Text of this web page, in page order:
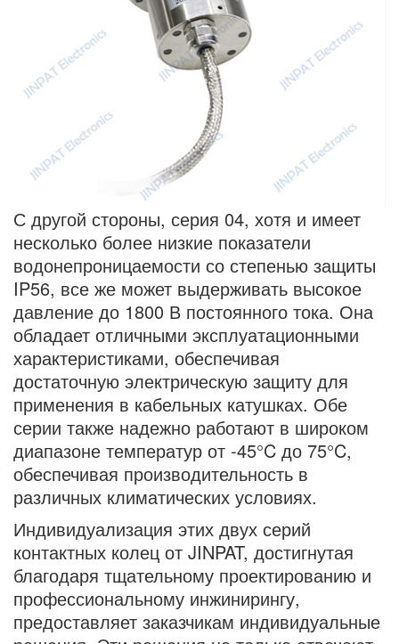
С другой стороны, серия 04, хотя и имеет
несколько более низкие показатели
водонепроницаемости со степенью защиты
IP56, все же может выдерживать высокое
давление до 1800 В постоянного тока. Она
обладает отличными эксплуатационными
характеристиками, обеспечивая
достаточную электрическую защиту для
применения в кабельных катушках. Обе
серии также надежно работают в широком
диапазоне температур от -45°C до 75°C,
обеспечивая производительность в
различных климатических условиях.
Индивидуализация этих двух серий
контактных колец от JINPAT, достигнутая
благодаря тщательному проектированию и
профессиональному инжинирингу,
предоставляет заказчикам индивидуальные